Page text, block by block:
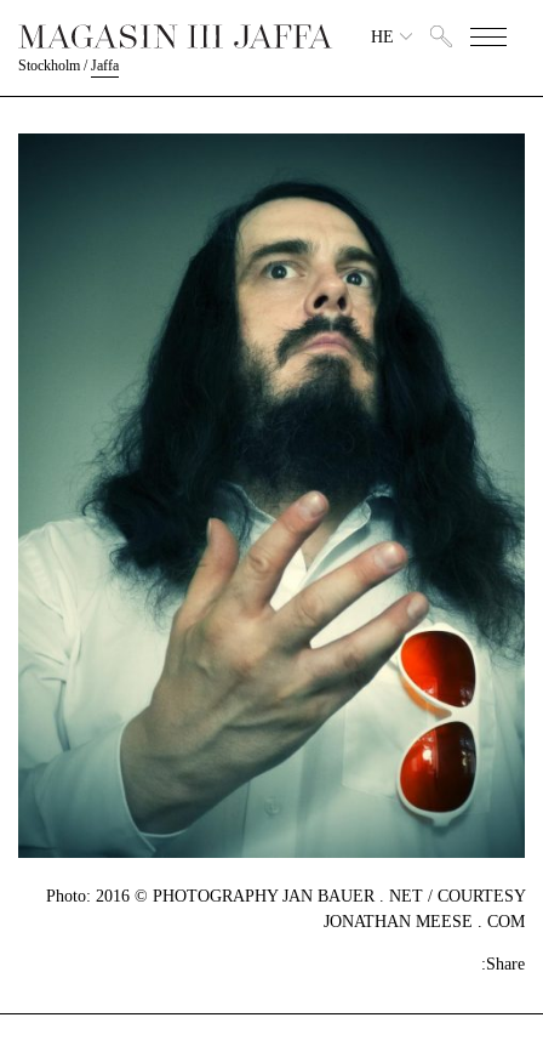
Stockholm /Jaffa
HE
Photo: 2016 © PHOTOGRAPHY JAN BAUER . NET / COURTESY
JONATHAN MEESE . COM
Share: